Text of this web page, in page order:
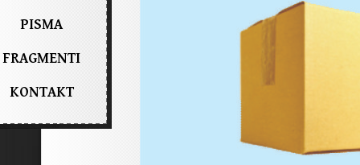
PISMA
FRAGMENTI
KONTAKT